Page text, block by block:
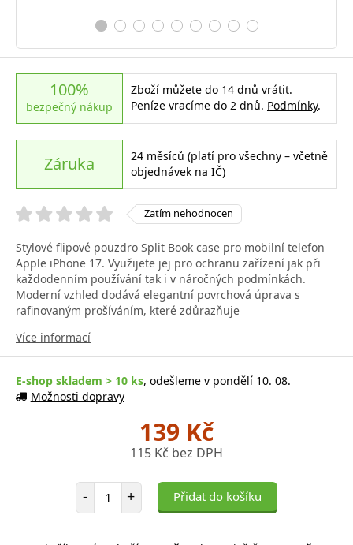
100%
bezpečný nákup
Zboží můžete do 14 dnů vrátit.
Peníze vracíme do 2 dnů. Podmínky.
Záruka
24 měsíců (platí pro všechny – včetně
objednávek na IČ)
Zatím nehodnocen
Stylové flipové pouzdro Split Book case pro mobilní telefon
Apple iPhone 17. Využijete jej pro ochranu zařízení jak při
každodenním používání tak i v náročných podmínkách.
Moderní vzhled dodává elegantní povrchová úprava s
rafinovaným prošíváním, které zdůrazňuje
Více informací
E-shop skladem > 10 ks, odešleme v pondělí 10. 08.
Možnosti dopravy
139 Kč
115 Kč bez DPH
- Počet položek
+ Přidat do košíku